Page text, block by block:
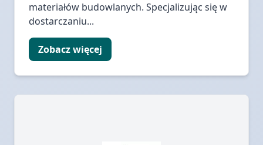
materiałów budowlanych. Specjalizując się w
dostarczaniu...
Zobacz więcej